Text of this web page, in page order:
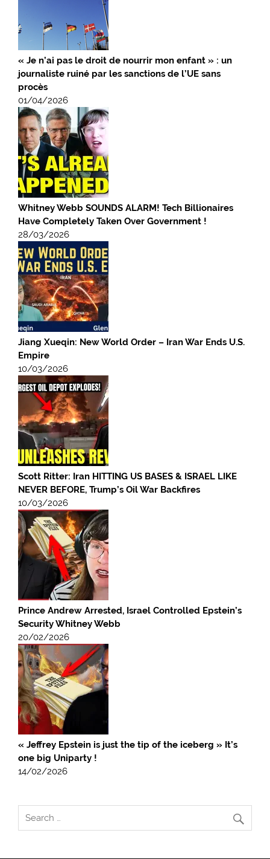
« Je n’ai pas le droit de nourrir mon enfant » : un
journaliste ruiné par les sanctions de l’UE sans
procès
01/04/2026
Whitney Webb SOUNDS ALARM! Tech Billionaires
Have Completely Taken Over Government !
28/03/2026
Jiang Xueqin: New World Order – Iran War Ends U.S.
Empire
10/03/2026
Scott Ritter: Iran HITTING US BASES & ISRAEL LIKE
NEVER BEFORE, Trump’s Oil War Backfires
10/03/2026
Prince Andrew Arrested, Israel Controlled Epstein’s
Security Whitney Webb
20/02/2026
« Jeffrey Epstein is just the tip of the iceberg » It’s
one big Uniparty !
14/02/2026